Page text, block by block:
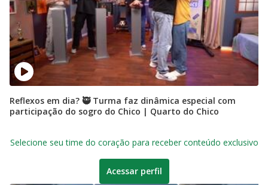
Reflexos em dia? 🥷 Turma faz dinâmica especial com
participação do sogro do Chico | Quarto do Chico
Selecione seu time do coração para receber conteúdo exclusivo
Acessar perfil